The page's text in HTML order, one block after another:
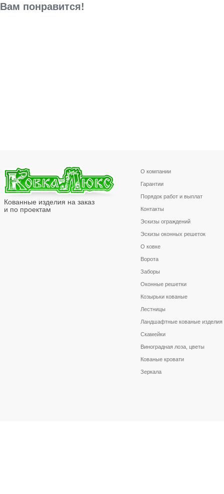
Вам понравится!
Кованные изделия на заказ
и по проектам
О компании
Гарантии
Порядок работ и выплат
Контакты
Эскизы ограждений
Эскизы оконных решеток
О ковке
Ворота
Заборы
Оконные решетки
Козырьки кованые
Лестницы
Ландшафтные кованые изделия
Скамейки
Виноградная лоза, цветы
Кованые кровати
Зеркала